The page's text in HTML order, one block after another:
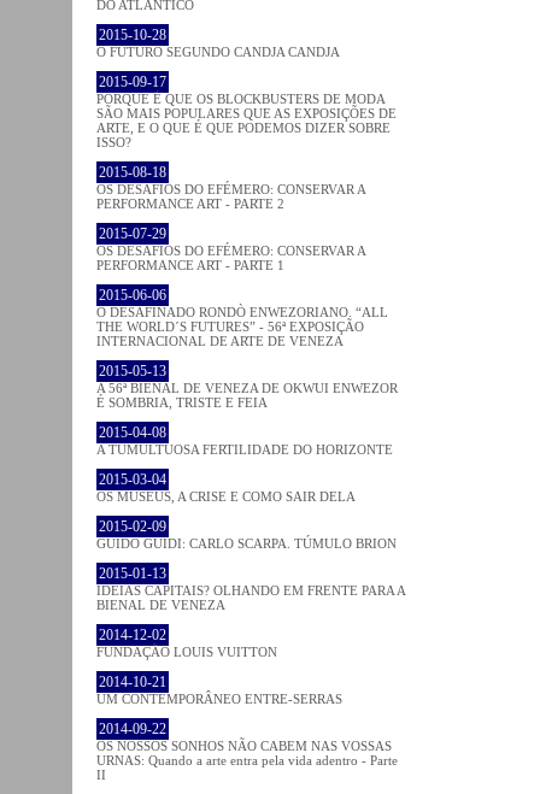
DO ATLÂNTICO
2015-10-28
O FUTURO SEGUNDO CANDJA CANDJA
2015-09-17
PORQUE É QUE OS BLOCKBUSTERS DE MODA
SÃO MAIS POPULARES QUE AS EXPOSIÇÕES DE
ARTE, E O QUE É QUE PODEMOS DIZER SOBRE
ISSO?
2015-08-18
OS DESAFIOS DO EFÉMERO: CONSERVAR A
PERFORMANCE ART - PARTE 2
2015-07-29
OS DESAFIOS DO EFÉMERO: CONSERVAR A
PERFORMANCE ART - PARTE 1
2015-06-06
O DESAFINADO RONDÒ ENWEZORIANO. “ALL
THE WORLD´S FUTURES” - 56ª EXPOSIÇÃO
INTERNACIONAL DE ARTE DE VENEZA
2015-05-13
A 56ª BIENAL DE VENEZA DE OKWUI ENWEZOR
É SOMBRIA, TRISTE E FEIA
2015-04-08
A TUMULTUOSA FERTILIDADE DO HORIZONTE
2015-03-04
OS MUSEUS, A CRISE E COMO SAIR DELA
2015-02-09
GUIDO GUIDI: CARLO SCARPA. TÚMULO BRION
2015-01-13
IDEIAS CAPITAIS? OLHANDO EM FRENTE PARA A
BIENAL DE VENEZA
2014-12-02
FUNDAÇÃO LOUIS VUITTON
2014-10-21
UM CONTEMPORÂNEO ENTRE-SERRAS
2014-09-22
OS NOSSOS SONHOS NÃO CABEM NAS VOSSAS
URNAS: Quando a arte entra pela vida adentro - Parte
II